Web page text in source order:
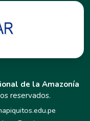
de la Amazonía
reservados.